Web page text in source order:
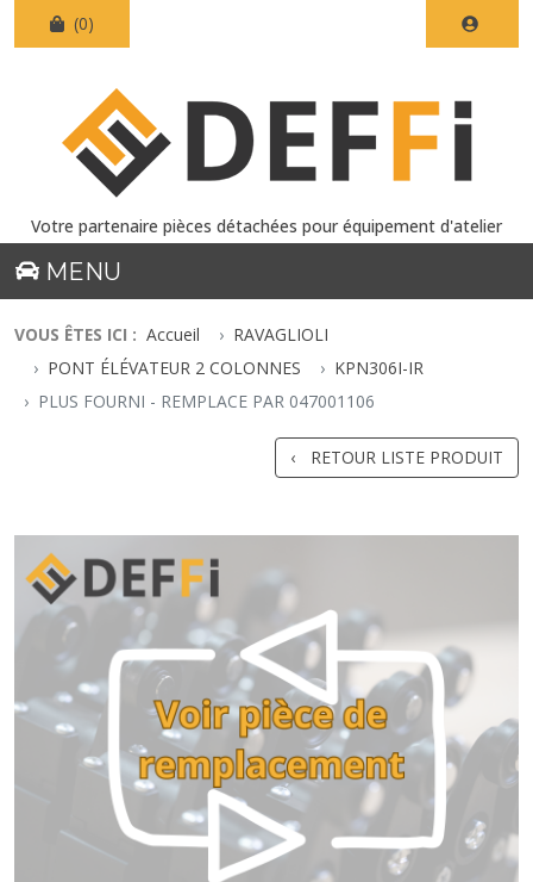
(0)
Votre partenaire pièces détachées pour équipement d'atelier
MENU
VOUS ÊTES ICI : Accueil
RAVAGLIOLI
PONT ÉLÉVATEUR 2 COLONNES
KPN306I-IR
PLUS FOURNI - REMPLACE PAR 047001106
RETOUR LISTE PRODUIT